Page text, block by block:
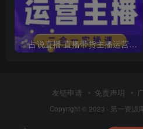
二占说直播·直播带货主播运营课程，主播运营二合一实操课
友链申请 免责声明
Copyright © 2023 · 第一资源